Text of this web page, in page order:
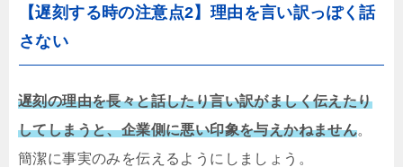
【遅刻する時の注意点2】理由を言い訳っぽく話
さない
遅刻の理由を長々と話したり言い訳がましく伝えたり
してしまうと、企業側に悪い印象を与えかねません。
簡潔に事実のみを伝えるようにしましょう。